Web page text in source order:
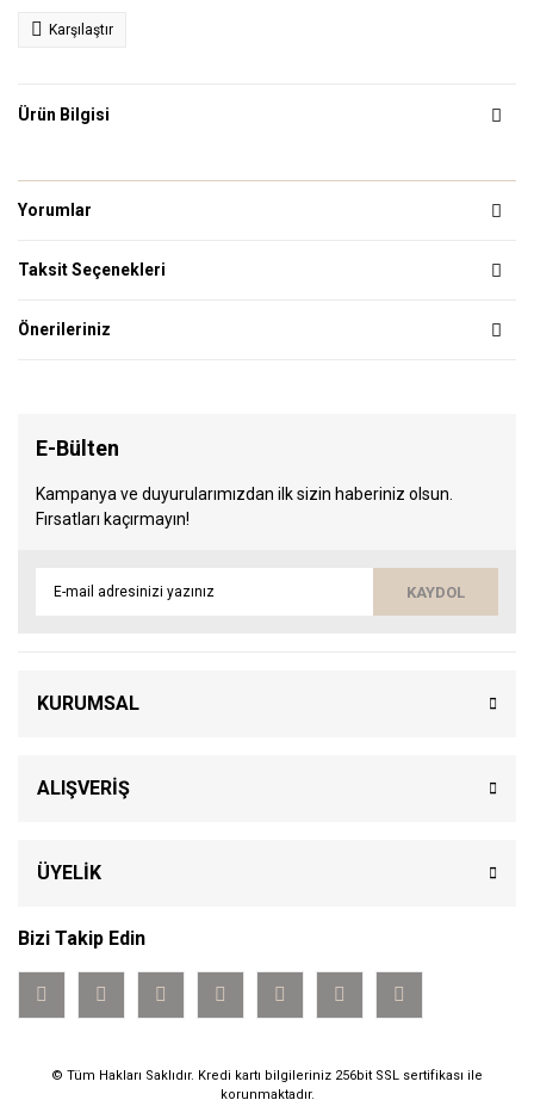
Karşılaştır
Ürün Bilgisi
Yorumlar
Taksit Seçenekleri
Önerileriniz
E-Bülten
Kampanya ve duyurularımızdan ilk sizin haberiniz olsun.
Fırsatları kaçırmayın!
KAYDOL
KURUMSAL
ALIŞVERİŞ
ÜYELİK
Bizi Takip Edin
© Tüm Hakları Saklıdır. Kredi kartı bilgileriniz 256bit SSL sertifikası ile
korunmaktadır.